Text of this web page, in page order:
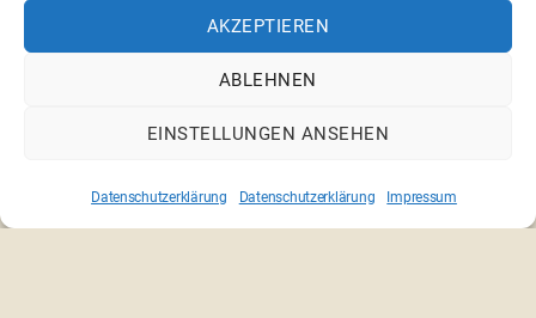
AKZEPTIEREN
ABLEHNEN
EINSTELLUNGEN ANSEHEN
Datenschutzerklärung Datenschutzerklärung Impressum
© 2026 filmothek der Jugend NRW e.V.
Emscherstr. 71 | 47137 Duisburg | 0203 410 58 25 |